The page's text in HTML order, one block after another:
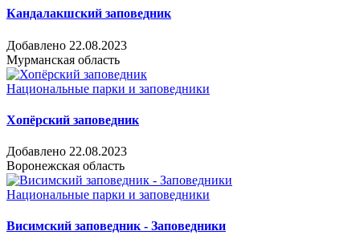
Кандалакшский заповедник
Добавлено 22.08.2023
Мурманская область
Национальные парки и заповедники
Хопёрский заповедник
Добавлено 22.08.2023
Воронежская область
Национальные парки и заповедники
Висимский заповедник - Заповедники